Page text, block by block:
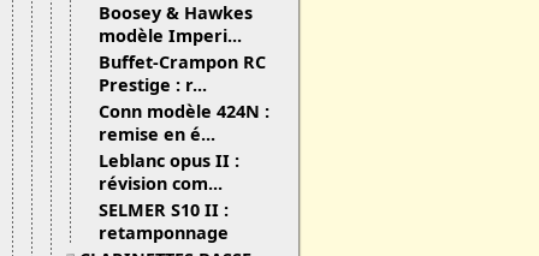
Boosey & Hawkes
modèle Imperi...
Buffet-Crampon RC
Prestige : r...
Conn modèle 424N :
remise en é...
Leblanc opus II :
révision com...
SELMER S10 II :
retamponnage